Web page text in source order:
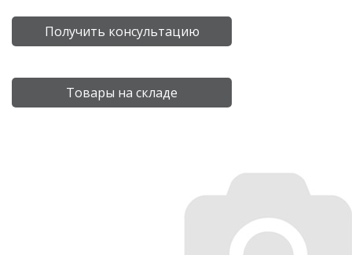
Получить консультацию
Товары на складе